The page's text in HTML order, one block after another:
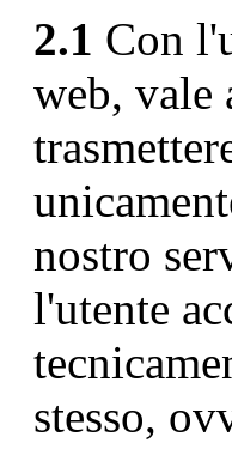
2.1 Con
web, vale
nostro
l'utente
stesso,